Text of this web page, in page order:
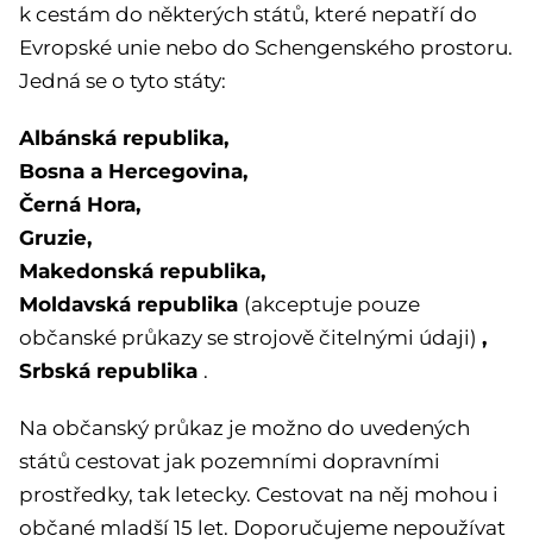
k cestám do některých států, které nepatří do
Evropské unie nebo do Schengenského prostoru.
Jedná se o tyto státy:
Albánská republika,
Bosna a Hercegovina,
Černá Hora,
Gruzie,
Makedonská republika,
Moldavská republika (akceptuje pouze
občanské průkazy se strojově čitelnými údaji) ,
Srbská republika .
Na občanský průkaz je možno do uvedených
států cestovat jak pozemními dopravními
prostředky, tak letecky. Cestovat na něj mohou i
občané mladší 15 let. Doporučujeme nepoužívat